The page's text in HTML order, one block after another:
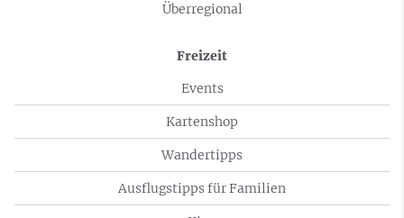
Überregional
Freizeit
Events
Kartenshop
Wandertipps
Ausflugstipps für Familien